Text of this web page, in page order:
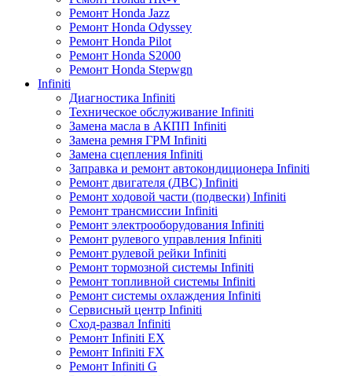
Ремонт Honda Jazz
Ремонт Honda Odyssey
Ремонт Honda Pilot
Ремонт Honda S2000
Ремонт Honda Stepwgn
Infiniti
Диагностика Infiniti
Техническое обслуживание Infiniti
Замена масла в АКПП Infiniti
Замена ремня ГРМ Infiniti
Замена сцепления Infiniti
Заправка и ремонт автокондиционера Infiniti
Ремонт двигателя (ДВС) Infiniti
Ремонт ходовой части (подвески) Infiniti
Ремонт трансмиссии Infiniti
Ремонт электрооборудования Infiniti
Ремонт рулевого управления Infiniti
Ремонт рулевой рейки Infiniti
Ремонт тормозной системы Infiniti
Ремонт топливной системы Infiniti
Ремонт системы охлаждения Infiniti
Сервисный центр Infiniti
Сход-развал Infiniti
Ремонт Infiniti EX
Ремонт Infiniti FX
Ремонт Infiniti G